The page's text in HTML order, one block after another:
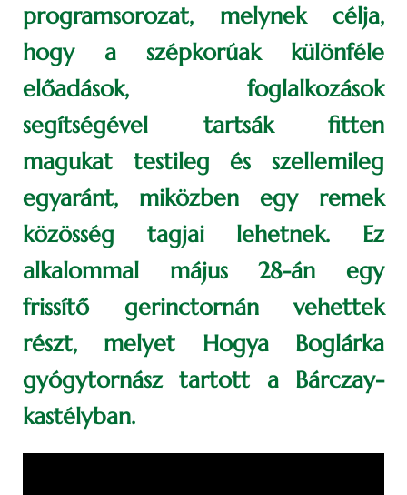
programsorozat, melynek célja,
hogy a szépkorúak különféle
előadások, foglalkozások
segítségével tartsák fitten
magukat testileg és szellemileg
egyaránt, miközben egy remek
közösség tagjai lehetnek. Ez
alkalommal május 28-án egy
frissítő gerinctornán vehettek
részt, melyet Hogya Boglárka
gyógytornász tartott a Bárczay-
kastélyban.